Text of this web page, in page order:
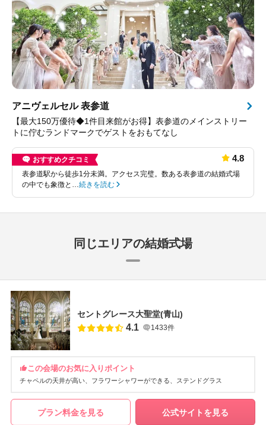
アニヴェルセル 表参道
【最大150万優待◆1件目来館がお得】表参道のメインストリー
トに佇むランドマークでゲストをおもてなし
おすすめクチコミ 4.8
表参道駅から徒歩1分未満。アクセス完璧。数ある表参道の結婚式場
の中でも象徴と… 続きを読む
同じエリアの結婚式場
セントグレース大聖堂(青山)
4.1 1433件
この会場のお気に入りポイント
チャペルの天井が高い フラワーシャワーができる ステンドグラス
プラン料金を見る 公式サイトを見る